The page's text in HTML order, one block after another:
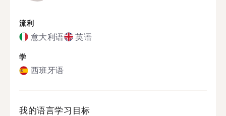
流利
意大利语 英语
学
西班牙语
我的语言学习目标